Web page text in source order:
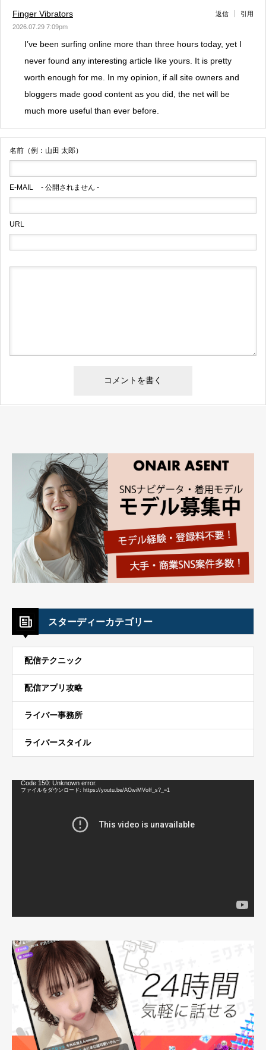
Finger Vibrators
2026.07.29 7:09pm
返信 引用
I’ve been surfing online more than three hours today, yet I
never found any interesting article like yours. It is pretty
worth enough for me. In my opinion, if all site owners and
bloggers made good content as you did, the net will be
much more useful than ever before.
名前（例：山田 太郎）
E-MAIL - 公開されません -
URL
スターディーカテゴリー
配信テクニック
配信アプリ攻略
ライバー事務所
ライバースタイル
Code 150: Unknown error.
ファイルをダウンロード: https://youtu.be/AOwiMVoIf_s?_=1